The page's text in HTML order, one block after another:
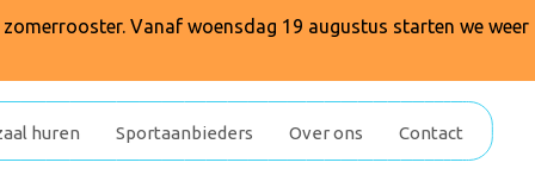
Vanaf woensdag 19 augustus starten we weer
huren Sportaanbieders Over ons Contact